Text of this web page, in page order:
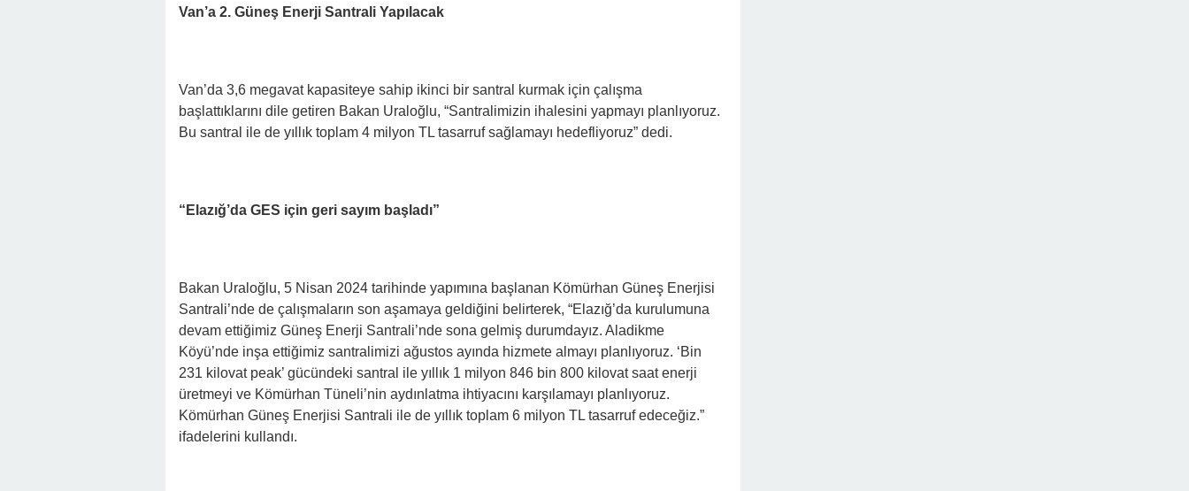
Van’a 2. Güneş Enerji Santrali Yapılacak
Van’da 3,6 megavat kapasiteye sahip ikinci bir santral kurmak için çalışma
başlattıklarını dile getiren Bakan Uraloğlu, “Santralimizin ihalesini yapmayı planlıyoruz.
Bu santral ile de yıllık toplam 4 milyon TL tasarruf sağlamayı hedefliyoruz” dedi.
“Elazığ’da GES için geri sayım başladı”
Bakan Uraloğlu, 5 Nisan 2024 tarihinde yapımına başlanan Kömürhan Güneş Enerjisi
Santrali’nde de çalışmaların son aşamaya geldiğini belirterek, “Elazığ’da kurulumuna
devam ettiğimiz Güneş Enerji Santrali’nde sona gelmiş durumdayız. Aladikme
Köyü’nde inşa ettiğimiz santralimizi ağustos ayında hizmete almayı planlıyoruz. ‘Bin
231 kilovat peak’ gücündeki santral ile yıllık 1 milyon 846 bin 800 kilovat saat enerji
üretmeyi ve Kömürhan Tüneli’nin aydınlatma ihtiyacını karşılamayı planlıyoruz.
Kömürhan Güneş Enerjisi Santrali ile de yıllık toplam 6 milyon TL tasarruf edeceğiz.”
ifadelerini kullandı.